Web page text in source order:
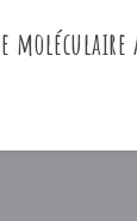
moléculaire